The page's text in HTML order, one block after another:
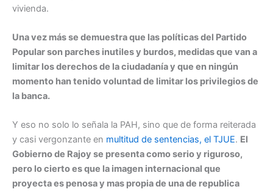
vivienda.
Una vez más se demuestra que las políticas del Partido
Popular son parches inutiles y burdos, medidas que van a
limitar los derechos de la ciudadanía y que en ningún
momento han tenido voluntad de limitar los privilegios de
la banca.
Y eso no solo lo señala la PAH, sino que de forma reiterada
y casi vergonzante en multitud de sentencias, el TJUE. El
Gobierno de Rajoy se presenta como serio y riguroso,
pero lo cierto es que la imagen internacional que
proyecta es penosa y mas propia de una de republica